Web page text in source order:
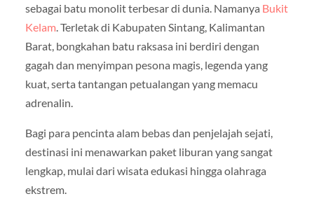
sebagai batu monolit terbesar di dunia. Namanya Bukit
Kelam . Terletak di Kabupaten Sintang, Kalimantan
Barat, bongkahan batu raksasa ini berdiri dengan
gagah dan menyimpan pesona magis, legenda yang
kuat, serta tantangan petualangan yang memacu
adrenalin.
Bagi para pencinta alam bebas dan penjelajah sejati,
destinasi ini menawarkan paket liburan yang sangat
lengkap, mulai dari wisata edukasi hingga olahraga
ekstrem.